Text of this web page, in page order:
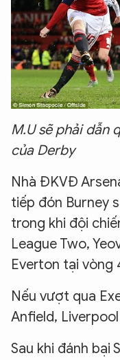
M.U sẽ phải dẫn
của Derby
Nhà ĐKVĐ
tiếp đón Burney
trong khi đội
League Two,
Everton tại vòng
Nếu vượt qua
Anfield,
Sau khi đánh bại